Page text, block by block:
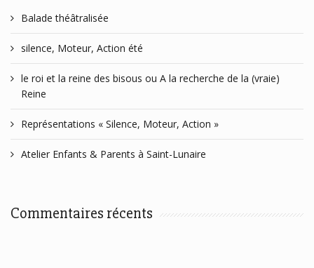
Balade théâtralisée
silence, Moteur, Action été
le roi et la reine des bisous ou A la recherche de la (vraie)
Reine
Représentations « Silence, Moteur, Action »
Atelier Enfants & Parents à Saint-Lunaire
Commentaires récents